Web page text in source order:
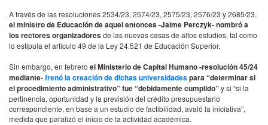
A través de las resoluciones 2534/23, 2574/23, 2575/23, 2576/23 y 2685/23,
el ministro de Educación de aquel entonces -Jaime Perczyk- nombró a
los rectores organizadoresde las nuevas casas de altos estudios, tal como
lo estipula el artículo 49 de la Ley 24.521 de Educación Superior.
Sin embargo, en febrero el Ministerio de Capital Humano -resolución 45/24
mediante-frenó la creación de dichas universidadespara “determinar si
el procedimiento administrativo” fue “debidamente cumplido”y si “si la
pertinencia, oportunidad y la previsión del crédito presupuestario
correspondiente, en base a un estudio de factibilidad, avaló la iniciativa”,
medida que paralizó el inicio de la actividad académica.